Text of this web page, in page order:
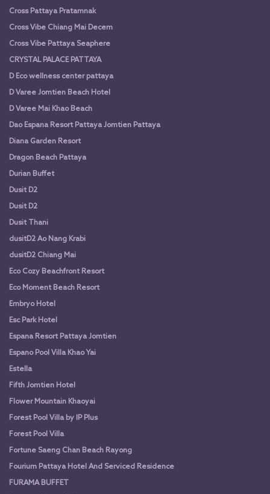
Cross Pattaya Pratamnak
Cross Vibe Chiang Mai Decem
Cross Vibe Pattaya Seaphere
CRYSTAL PALACE PATTAYA
D Eco wellness center pattaya
D Varee Jomtien Beach Hotel
D Varee Mai Khao Beach
Dao Espana Resort Pattaya Jomtien Pattaya
Diana Garden Resort
Dragon Beach Pattaya
Durian Buffet
Dusit D2
Dusit D2
Dusit Thani
dusitD2 Ao Nang Krabi
dusitD2 Chiang Mai
Eco Cozy Beachfront Resort
Eco Moment Beach Resort
Embryo Hotel
Esc Park Hotel
Espana Resort Pattaya Jomtien
Espano Pool Villa Khao Yai
Estella
Fifth Jomtien Hotel
Flower Mountain Khaoyai
Forest Pool Villa by IP Plus
Forest Pool Villa
Fortune Saeng Chan Beach Rayong
Fourium Pattaya Hotel And Serviced Residence
FURAMA BUFFET